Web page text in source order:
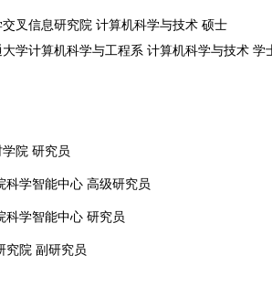
叉信息研究院 计算机科学与技术 硕士
学计算机科学与工程系 计算机科学与技术 学
院 研究员
学智能中心 高级研究员
学智能中心 研究员
究院 副研究员